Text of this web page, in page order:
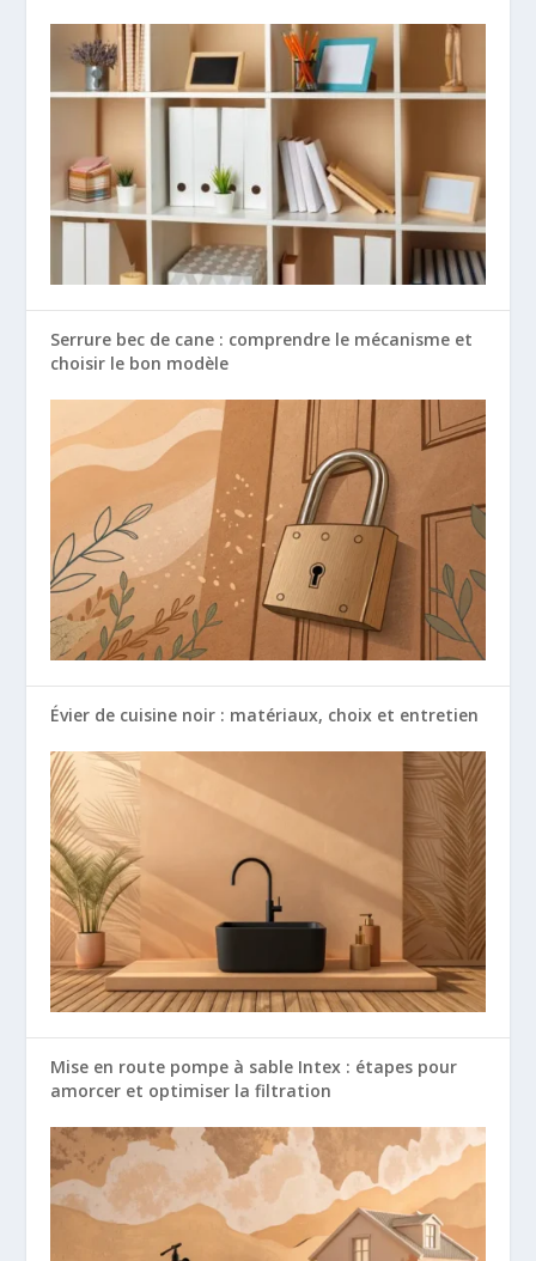
Serrure bec de cane : comprendre le mécanisme et
choisir le bon modèle
Évier de cuisine noir : matériaux, choix et entretien
Mise en route pompe à sable Intex : étapes pour
amorcer et optimiser la filtration